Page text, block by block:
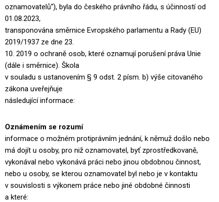
oznamovatelů“), byla do českého právního řádu, s účinností od
01.08.2023,
transponována směrnice Evropského parlamentu a Rady (EU)
2019/1937 ze dne 23.
10. 2019 o ochraně osob, které oznamují porušení práva Unie
(dále i směrnice). Škola
v souladu s ustanovením § 9 odst. 2 písm. b) výše citovaného
zákona uveřejňuje
následující informace:
Oznámením se rozumí
informace o možném protiprávním jednání, k němuž došlo nebo
má dojít u osoby, pro niž oznamovatel, byť zprostředkovaně,
vykonával nebo vykonává práci nebo jinou obdobnou činnost,
nebo u osoby, se kterou oznamovatel byl nebo je v kontaktu
v souvislosti s výkonem práce nebo jiné obdobné činnosti
a které: